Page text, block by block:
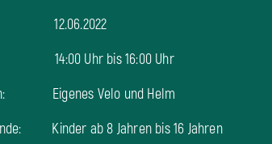
12.06.2022
Uhr bis 16:00 Uhr
Eigenes Velo und Helm
Kinder ab 8 Jahren bis 16 Jahren